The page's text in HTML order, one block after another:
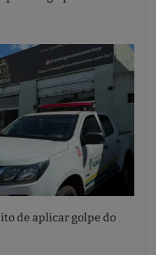
de aplicar golpe do